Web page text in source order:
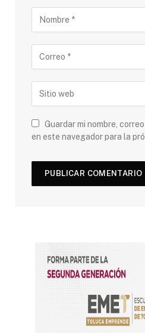
Guardar mi nombre,
en este navegador para la